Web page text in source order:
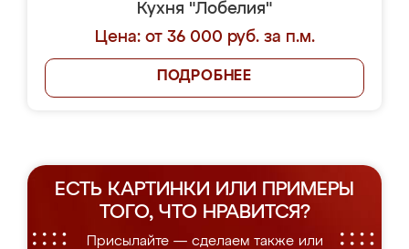
Кухня "Лобелия"
Цена: от 36 000 руб. за п.м.
ПОДРОБНЕЕ
ЕСТЬ КАРТИНКИ ИЛИ ПРИМЕРЫ
ТОГО, ЧТО НРАВИТСЯ?
Присылайте — сделаем также или